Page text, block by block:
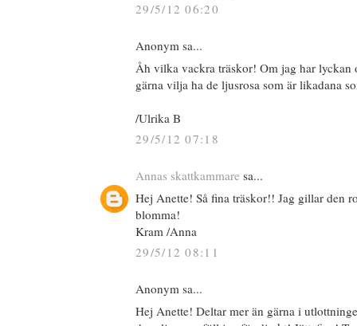
29/5/12 06:20
Anonym sa...
Åh vilka vackra träskor! Om jag har lyckan
gärna vilja ha de ljusrosa som är likadana
/Ulrika B
29/5/12 07:18
Annas skattkammare sa...
Hej Anette! Så fina träskor!! Jag gillar den
blomma!
Kram /Anna
29/5/12 08:11
Anonym sa...
Hej Anette! Deltar mer än gärna i